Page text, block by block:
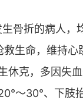
骨折的病人，
救生命，维持心
休克，多因失
～30°、下肢